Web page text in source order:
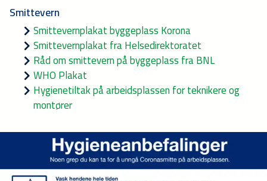
Smittevern
Smittevernplakat byggeplass Korona
Smittevernplakat fra Helsedirektoratet
Råd om smittevern på byggeplass fra BNL
WHO Plakat
Hygienetiltak på arbeidsplassen for teknikere og
montører